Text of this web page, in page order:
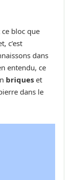
ce bloc que
c’est
dans
entendu, ce
briques et
dans le